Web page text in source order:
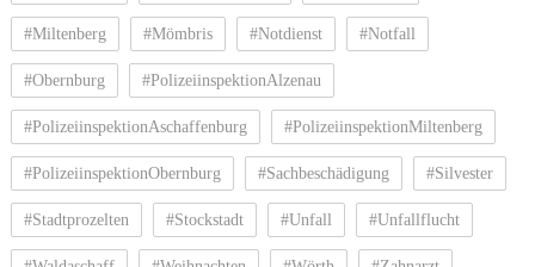
#Miltenberg #Mömbris #Notdienst #Notfall
#Obernburg #PolizeiinspektionAlzenau
#PolizeiinspektionAschaffenburg #PolizeiinspektionMiltenberg
#PolizeiinspektionObernburg #Sachbeschädigung #Silvester
#Stadtprozelten #Stockstadt #Unfall #Unfallflucht